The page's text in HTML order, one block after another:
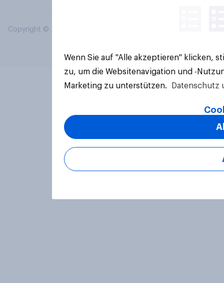
Copyright © 2026 YouGov PLC. Alle Rechte vorbehalten.
Wenn Sie auf "Alle akzeptieren" klicken,
zu, um die Websitenavigation und -
Marketing zu unterstützen.
Datenschutz